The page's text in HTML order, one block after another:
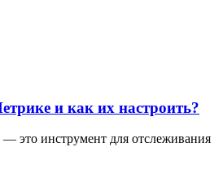
и как их настроить?
это инструмент для отслеживания